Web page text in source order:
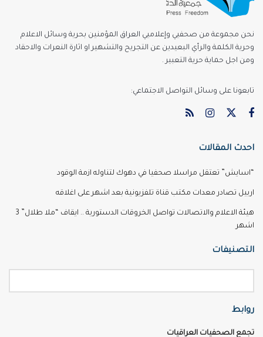
نحن مجموعة من صحفيي وإعلاميي العراق المؤمنين بحرية وسائل الاعلام
وحرية الكلمة والرأي البعيدين عن التجريح والتشهير او اثارة النعرات والاحقاد
ومن اجل حماية حرية التعبير .
تابعونا على وسائل التواصل الاجتماعي:
احدث المقالات
“اسايش” تعتقل مراسلا صحفيا في دهوك لتناوله ازمة الوقود
اربيل تصادر معدات مكتب قناة تلفزيونية بعد اشهر على اغلاقه
هيئة الاعلام والاتصالات تواصل الخروقات الدستورية .. ايقاف “ملا طلال” 3
اشهر
التصنيفات
روابط
تجمع الصحفيات العراقيات